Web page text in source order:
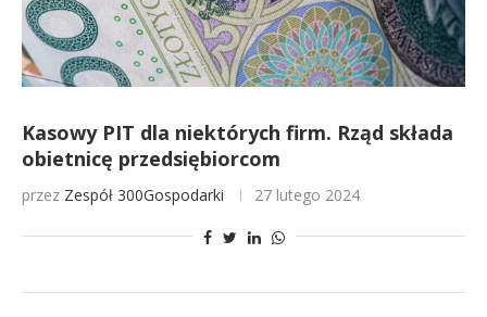
Kasowy PIT dla niektórych firm. Rząd składa
obietnicę przedsiębiorcom
przez Zespół 300Gospodarki 27 lutego 2024